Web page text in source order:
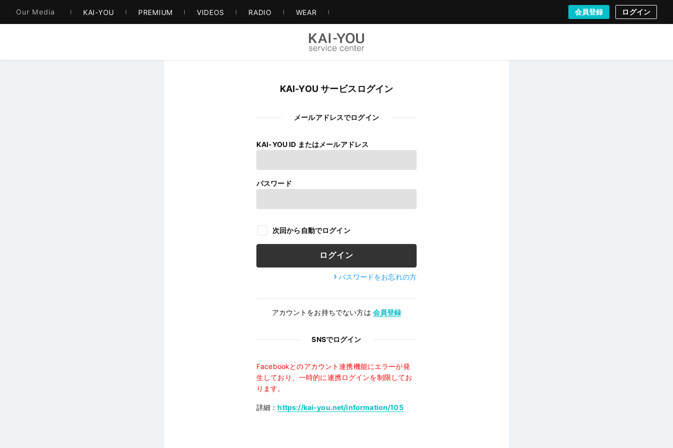
Our Media KAI-YOU PREMIUM VIDEOS RADIO WEAR 会員登録 ログイン
KAI-YOU サービスログイン
メールアドレスでログイン
KAI-YOU ID またはメールアドレス
パスワード
次回から自動でログイン
パスワードをお忘れの方
アカウントをお持ちでない方は 会員登録
SNSでログイン
Facebookとのアカウント連携機能にエラーが発
生しており、一時的に連携ログインを制限してお
ります。
詳細：https://kai-you.net/information/105